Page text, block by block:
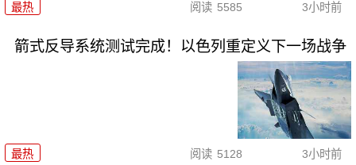
最热 阅读 5585 3小时前
箭式反导系统测试完成！以色列重定义下一场战争
最热 阅读 5128 3小时前